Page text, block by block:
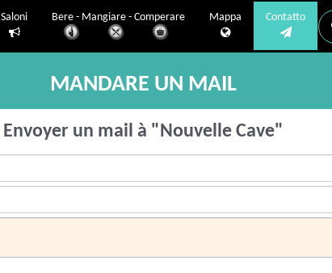
Saloni Bere - Mangiare - Comperare Mappa Contatto
MANDARE UN MAIL
Envoyer un mail à "Nouvelle Cave"